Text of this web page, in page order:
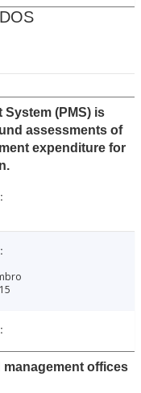
System (PMS) is
assessments of
expenditure for
management offices